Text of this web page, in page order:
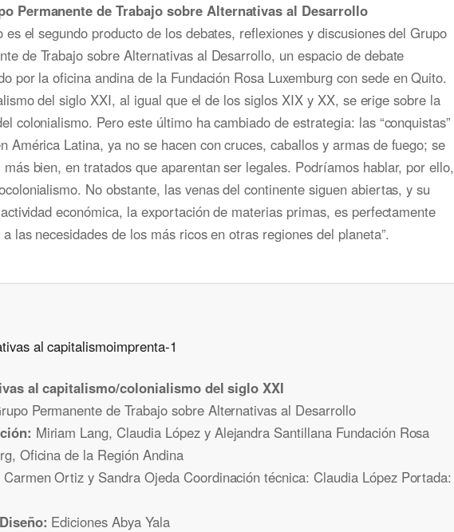
Permanente de Trabajo sobre Alternativas al Desarrollo
es el segundo producto de los debates, reflexiones y discusiones del Grupo
de Trabajo sobre Alternativas al Desarrollo, un espacio de debate
por la oficina andina de la Fundación Rosa Luxemburg con sede en Quito.
del siglo XXI, al igual que el de los siglos XIX y XX, se erige sobre la
colonialismo. Pero este último ha cambiado de estrategia: las “conquistas”
América Latina, ya no se hacen con cruces, caballos y armas de fuego; se
más bien, en tratados que aparentan ser legales. Podríamos hablar, por ello,
No obstante, las venas del continente siguen abiertas, y su
económica, la exportación de materias primas, es perfectamente
las necesidades de los más ricos en otras regiones del planeta”.
al capitalismo/colonialismo del siglo XXI
Permanente de Trabajo sobre Alternativas al Desarrollo
Miriam Lang, Claudia López y Alejandra Santillana Fundación Rosa
Oficina de la Región Andina
Carmen Ortiz y Sandra Ojeda Coordinación técnica: Claudia López Portada:
Ediciones Abya Yala